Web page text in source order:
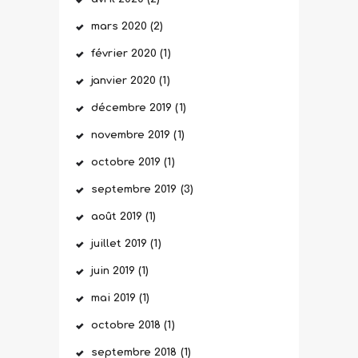
mars 2020 (2)
février2020 (1)
janvier2020 (1)
décembre2019 (1)
novembre2019 (1)
octobre2019 (1)
septembre2019 (3)
août 2019 (1)
juillet2019 (1)
juin 2019 (1)
mai 2019 (1)
octobre2018 (1)
septembre2018 (1)